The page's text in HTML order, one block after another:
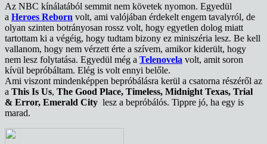
Az NBC kínálatából semmit nem követek nyomon. Egyedül
a Heroes Reborn volt, ami valójában érdekelt engem tavalyról, de
olyan szinten botrányosan rossz volt, hogy egyetlen dolog miatt
tartottam ki a végéig, hogy tudtam bizony ez miniszéria lesz. Be kell
vallanom, hogy nem vérzett érte a szívem, amikor kiderült, hogy
nem lesz folytatása. Egyedül még a Telenovela volt, amit soron
kívül bepróbáltam. Elég is volt ennyi belőle.
Ami viszont mindenképpen bepróbálásra kerül a csatorna részéről az
a This Is Us, The Good Place, Timeless, Midnight Texas, Trial
& Error, Emerald City lesz a bepróbálós. Tippre jó, ha egy is
marad.